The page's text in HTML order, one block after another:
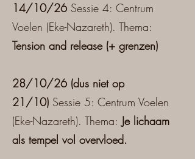
14/10/26 Sessie 4: Centrum
Voelen (Eke-Nazareth). Thema:
Tension and release (+ grenzen)
28/10/26 (dus niet op
21/10) Sessie 5: Centrum Voelen
(Eke-Nazareth). Thema: Je lichaam
als tempel vol overvloed.